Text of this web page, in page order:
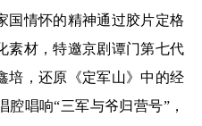
国情怀的精神通过胶片定格
素材，特邀京剧谭门第七代
培，还原《定军山》中的经
唱响“三军与爷归营号”，